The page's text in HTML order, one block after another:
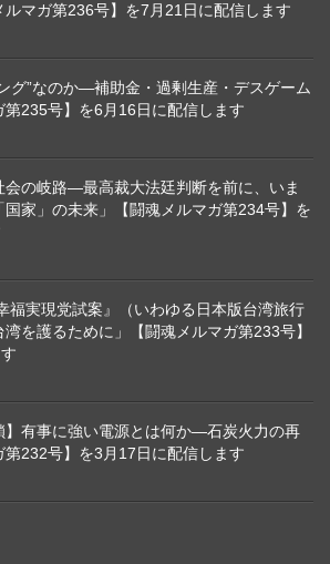
ルマガ第236号】を7月21日に配信します
グ”なのか―補助金・過剰生産・デスゲーム
235号】を6月16日に配信します
会の岐路―最高裁大法廷判断を前に、いま
国家」の未来」【闘魂メルマガ第234号】を
福実現党試案』（いわゆる日本版台湾旅行
を護るために」【闘魂メルマガ第233号】
】有事に強い電源とは何か―石炭火力の再
232号】を3月17日に配信します